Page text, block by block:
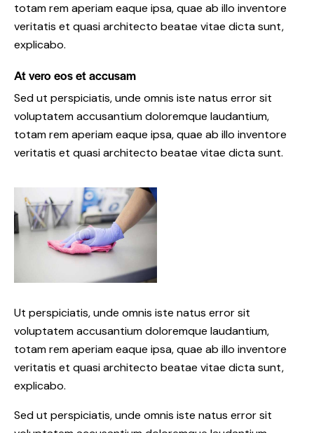
totam rem aperiam eaque ipsa, quae ab illo inventore
veritatis et quasi architecto beatae vitae dicta sunt,
explicabo.
At vero eos et accusam
Sed ut perspiciatis, unde omnis iste natus error sit
voluptatem accusantium doloremque laudantium,
totam rem aperiam eaque ipsa, quae ab illo inventore
veritatis et quasi architecto beatae vitae dicta sunt.
Ut perspiciatis, unde omnis iste natus error sit
voluptatem accusantium doloremque laudantium,
totam rem aperiam eaque ipsa, quae ab illo inventore
veritatis et quasi architecto beatae vitae dicta sunt,
explicabo.
Sed ut perspiciatis, unde omnis iste natus error sit